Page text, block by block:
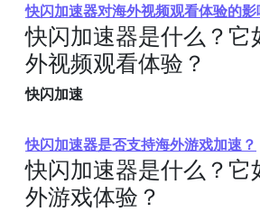
快闪加速器对海外视频观看体验的影
快闪加速器是什么？它
外视频观看体验？
快闪加速
快闪加速器是否支持海外游戏加速？
快闪加速器是什么？它
外游戏体验？